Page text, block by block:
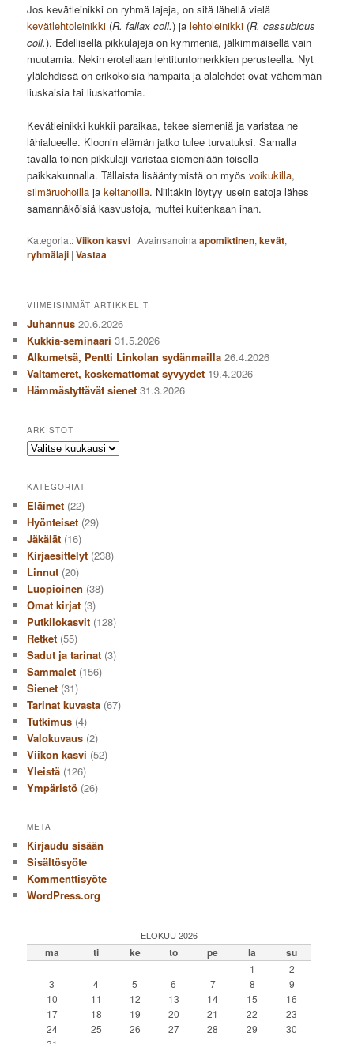
Jos kevätleinikki on ryhmä lajeja, on sitä lähellä vielä
kevätlehtoleinikki (R. fallax coll.) jalehtoleinikki (R. cassubicus
coll.). Edellisellä pikkulajeja on kymmeniä, jälkimmäisellä vain
muutamia. Nekin erotellaan lehtituntomerkkien perusteella. Nyt
ylälehdissä on erikokoisia hampaita ja alalehdet ovat vähemmän
liuskaisia tai liuskattomia.
Kevätleinikki kukkii paraikaa, tekee siemeniä ja varistaa ne
lähialueelle. Kloonin elämän jatko tulee turvatuksi. Samalla
tavalla toinen pikkulaji varistaa siemeniään toisella
paikkakunnalla. Tällaista lisääntymistä on myösvoikukilla,
silmäruohoilla jakeltanoilla. Niiltäkin löytyy usein satoja lähes
samannäköisiä kasvustoja, muttei kuitenkaan ihan.
Kategoriat:Viikon kasvi |Avainsanoina apomiktinen,kevät,
ryhmälaji |Vastaa
VIIMEISIMMÄT ARTIKKELIT
Juhannus 20.6.2026
Kukkia-seminaari 31.5.2026
Alkumetsä, Pentti Linkolan sydänmailla 26.4.2026
Valtameret, koskemattomat syvyydet 19.4.2026
Hämmästyttävät sienet 31.3.2026
ARKISTOT
Arkistot
KATEGORIAT
Eläimet (22)
Hyönteiset (29)
Jäkälät (16)
Kirjaesittelyt (238)
Linnut (20)
Luopioinen (38)
Omat kirjat (3)
Putkilokasvit (128)
Retket (55)
Sadut ja tarinat (3)
Sammalet (156)
Sienet (31)
Tarinat kuvasta (67)
Tutkimus (4)
Valokuvaus (2)
Viikon kasvi (52)
Yleistä (126)
Ympäristö (26)
META
Kirjaudu sisään
Sisältösyöte
Kommenttisyöte
WordPress.org
ELOKUU 2026
ma ti ke to pe la su
1
2
3
4 5 6 7 8
9
10
11 12 13 14 15
16
17
18 19 20 21 22
23
24
25 26 27 28 29
30